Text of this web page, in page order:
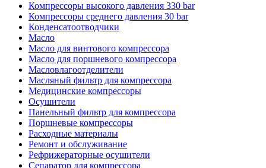
Компрессоры высокого давления 330 bar
Компрессоры среднего давления 30 bar
Конденсатоотводчики
Масло
Масло для винтового компрессора
Масло для поршневого компрессора
Масловлагоотделители
Масляный фильтр для компрессора
Медицинские компрессоры
Осушители
Панельный фильтр для компрессора
Поршневые компрессоры
Расходные материалы
Ремонт и обслуживание
Рефрижераторные осушители
Сепаратор для компрессора